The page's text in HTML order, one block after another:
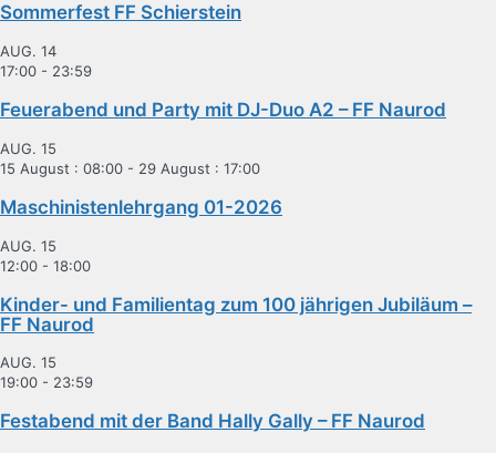
Sommerfest FF Schierstein
AUG. 14
17:00 - 23:59
Feuerabend und Party mit DJ-Duo A2 – FF Naurod
AUG. 15
15 August : 08:00 - 29 August : 17:00
Maschinistenlehrgang 01-2026
AUG. 15
12:00 - 18:00
Kinder- und Familientag zum 100 jährigen Jubiläum –
FF Naurod
AUG. 15
19:00 - 23:59
Festabend mit der Band Hally Gally – FF Naurod